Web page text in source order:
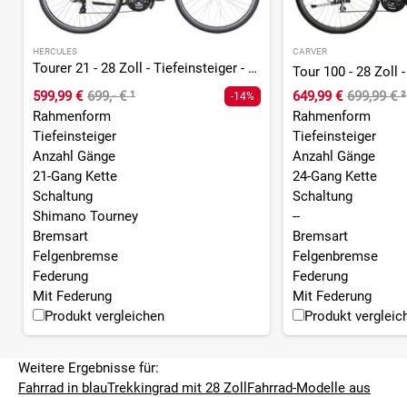
HERCULES
Tourer 21 - 28 Zoll - Tiefeinsteiger - 2026
599,99 € 699,- €¹ -14%
Rahmenform
Tiefeinsteiger
Anzahl Gänge
21-Gang Kette
Schaltung
Shimano Tourney
Bremsart
Felgenbremse
Federung
Mit Federung
Produkt vergleichen
CARVER
Tour 100 - 28 Zoll
649,99 € 699,99 €²
Rahmenform
Tiefeinsteiger
Anzahl Gänge
24-Gang Kette
Schaltung
--
Bremsart
Felgenbremse
Federung
Mit Federung
Produkt
Weitere Ergebnisse für:
Fahrrad in blauTrekkingrad mit 28 Zoll Fahrrad-Modelle aus